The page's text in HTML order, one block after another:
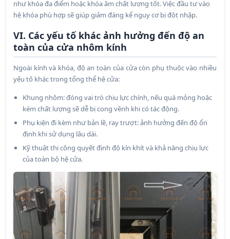
như khóa đa điểm hoặc khóa âm chất lượng tốt. Việc đầu tư vào
hệ khóa phù hợp sẽ giúp giảm đáng kể nguy cơ bị đột nhập.
VI. Các yếu tố khác ảnh hưởng đến độ an
toàn của cửa nhôm kính
Ngoài kính và khóa, độ an toàn của cửa còn phụ thuộc vào nhiều
yếu tố khác trong tổng thể hệ cửa:
Khung nhôm: đóng vai trò chịu lực chính, nếu quá mỏng hoặc
kém chất lượng sẽ dễ bị cong vênh khi có tác động.
Phụ kiện đi kèm như bản lề, ray trượt: ảnh hưởng đến độ ổn
định khi sử dụng lâu dài.
Kỹ thuật thi công quyết định độ kín khít và khả năng chịu lực
của toàn bộ hệ cửa.